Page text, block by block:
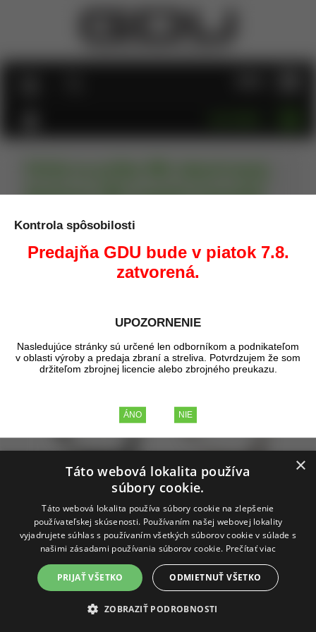
flecktarn/BW tropická kamufláž
Úvod Taktické vybavenie
flecktarn/BW tropická kamufláž
Poťah na prilbu BW, obojstranný,
Kontrola spôsobilosti
Predajňa GDU bude v piatok 7.8.
zatvorená.
UPOZORNENIE
Nasledujúce stránky sú určené len odborníkom a podnikateľom
v oblasti výroby a predaja zbraní a streliva. Potvrdzujem že som
držiteľom zbrojnej licencie alebo zbrojného preukazu.
×
Táto webová lokalita používa
súbory cookie.
Táto webová lokalita používa súbory cookie na zlepšenie
používateľskej skúsenosti. Používaním našej webovej lokality
vyjadrujete súhlas s používaním všetkých súborov cookie v súlade s
našimi zásadami používania súborov cookie. Prečítať viac
PRIJAŤ VŠETKO ODMIETNUŤ VŠETKO
ZOBRAZIŤ PODROBNOSTI